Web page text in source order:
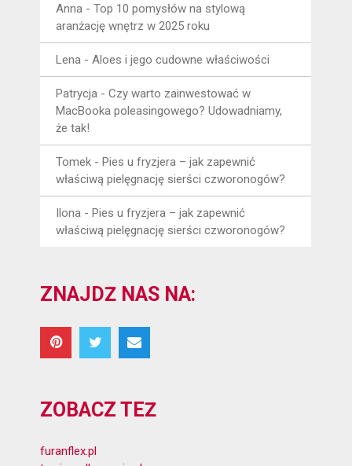
Anna -Top 10 pomysłów na stylową
aranżację wnętrz w 2025 roku
Lena -Aloes i jego cudowne właściwości
Patrycja -Czy warto zainwestować w
MacBooka poleasingowego? Udowadniamy,
że tak!
Tomek -Pies u fryzjera – jak zapewnić
właściwą pielęgnację sierści czworonogów?
Ilona -Pies u fryzjera – jak zapewnić
właściwą pielęgnację sierści czworonogów?
ZNAJDŹ NAS NA:
ZOBACZ TEŻ
furanflex.pl